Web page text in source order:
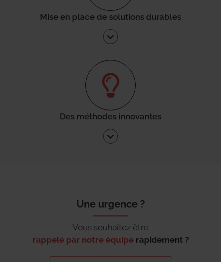
Mise en place de solutions durables
Des méthodes innovantes
Une urgence ?
Vous souhaitez être
rappelé par notre équipe rapidement ?